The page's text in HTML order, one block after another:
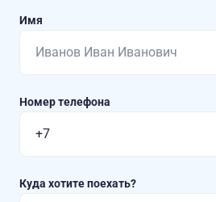
Имя
Номер телефона
Куда хотите поехать?